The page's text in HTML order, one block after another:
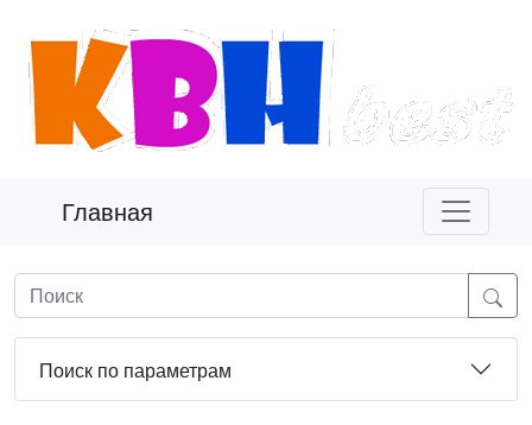
Главная
Поиск по параметрам